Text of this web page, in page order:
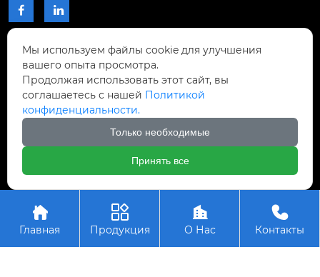
 
КОНТАКТЫ

Проспект Чжибиян № 2, Донхупин, город
Тайпин, уезд Шисин, город Шаогуань,
провинция Гуандун, Китай.
 +8617768809996
Авторское право © ООО Шаогуань Юсинь
Прецизионные режущие инструменты

Главная

Продукция

О Нас

Контакты
Мы используем файлы cookie для улучшения
вашего опыта просмотра.
Продолжая использовать этот сайт, вы
соглашаетесь с нашей Политикой
конфиденциальности.
Только необходимые
Принять все